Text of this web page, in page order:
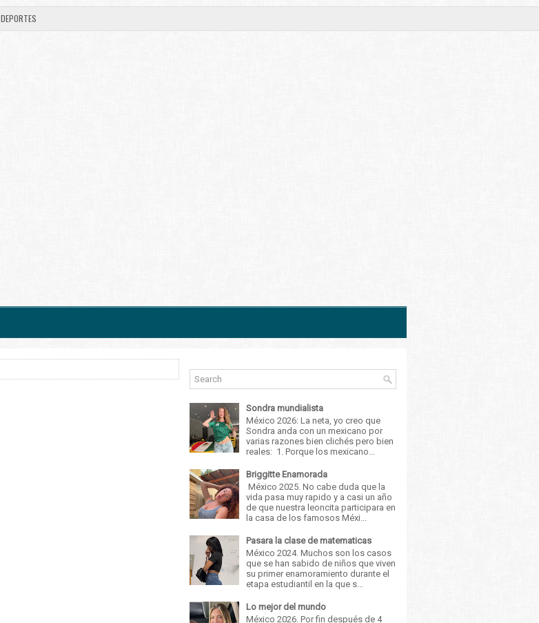
DEPORTES
Sondra mundialista
México 2026: La neta, yo creo que
Sondra anda con un mexicano por
varias razones bien clichés pero bien
reales: 1. Porque los mexicano...
Briggitte Enamorada
México 2025. No cabe duda que la
vida pasa muy rapido y a casi un año
de que nuestra leoncita participara en
la casa de los famosos Méxi...
Pasara la clase de matematicas
México 2024. Muchos son los casos
que se han sabido de niños que viven
su primer enamoramiento durante el
etapa estudiantil en la que s...
Lo mejor del mundo
México 2026. Por fin después de 4